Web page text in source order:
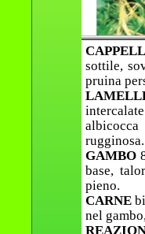
sottile,
pruina
rugginosa.
GAMBO
base,
pieno.
CARNE
nel